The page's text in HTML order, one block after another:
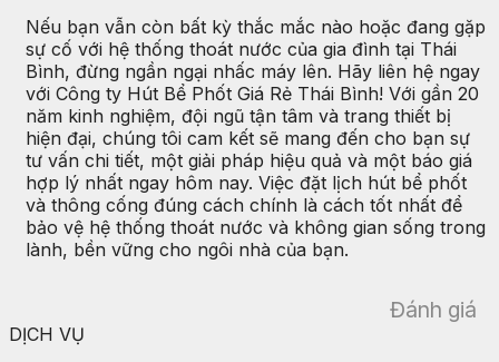
Nếu bạn vẫn còn bất kỳ thắc mắc nào hoặc đang gặp
sự cố với hệ thống thoát nước của gia đình tại Thái
Bình, đừng ngần ngại nhấc máy lên. Hãy liên hệ ngay
với Công ty Hút Bể Phốt Giá Rẻ Thái Bình! Với gần 20
năm kinh nghiệm, đội ngũ tận tâm và trang thiết bị
hiện đại, chúng tôi cam kết sẽ mang đến cho bạn sự
tư vấn chi tiết, một giải pháp hiệu quả và một báo giá
hợp lý nhất ngay hôm nay. Việc đặt lịch hút bể phốt
và thông cống đúng cách chính là cách tốt nhất để
bảo vệ hệ thống thoát nước và không gian sống trong
lành, bền vững cho ngôi nhà của bạn.
Đánh giá
DỊCH VỤ